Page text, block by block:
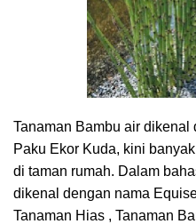
Tanaman Bambu air dikenal
Paku Ekor Kuda, kini
di taman rumah. Dalam
dikenal dengan nama
Tanaman Hias , Tanaman